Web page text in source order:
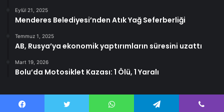
Eylül 21, 2025
Menderes Belediyesi’nden Atık Yağ Seferberliği
Temmuz 1, 2025
AB, Rusya’ya ekonomik yaptırımların süresini uzattı
Mart 19, 2026
Bolu’da Motosiklet Kazası: 1 Ölü, 1 Yaralı